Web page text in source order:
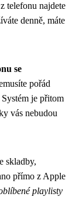
telefonu najdete
denně, máte
se
pořád
je přitom
vás nebudou
skladby,
přímo z Apple
playlisty